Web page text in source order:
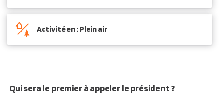
Activité en : Plein air
Qui sera le premier à appeler le président ?